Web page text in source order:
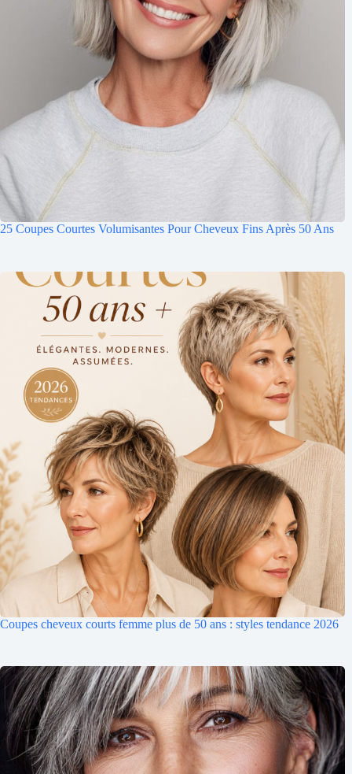
25 Coupes Courtes Volumisantes Pour Cheveux Fins Après 50 Ans
Coupes cheveux courts femme plus de 50 ans : styles tendance 2026